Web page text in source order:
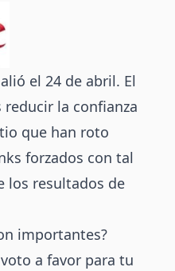
el 24 de abril. El
la confianza
que han roto
forzados con tal
los resultados de
importantes?
a favor para tu